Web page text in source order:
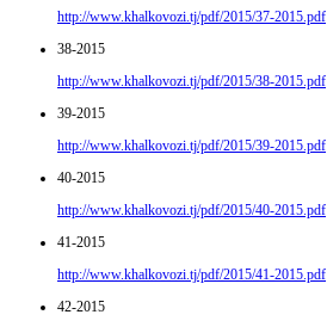
http://www.khalkovozi.tj/pdf/2015/37-2015.pdf
38-2015
http://www.khalkovozi.tj/pdf/2015/38-2015.pdf
39-2015
http://www.khalkovozi.tj/pdf/2015/39-2015.pdf
40-2015
http://www.khalkovozi.tj/pdf/2015/40-2015.pdf
41-2015
http://www.khalkovozi.tj/pdf/2015/41-2015.pdf
42-2015